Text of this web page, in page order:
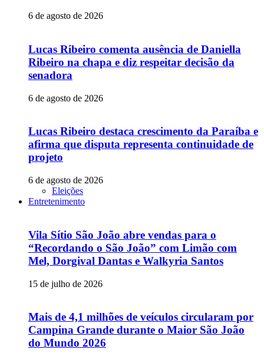
6 de agosto de 2026
Lucas Ribeiro comenta ausência de Daniella
Ribeiro na chapa e diz respeitar decisão da
senadora
6 de agosto de 2026
Lucas Ribeiro destaca crescimento da Paraíba e
afirma que disputa representa continuidade de
projeto
6 de agosto de 2026
Eleições
Entretenimento
Vila Sítio São João abre vendas para o
“Recordando o São João” com Limão com
Mel, Dorgival Dantas e Walkyria Santos
15 de julho de 2026
Mais de 4,1 milhões de veículos circularam por
Campina Grande durante o Maior São João
do Mundo 2026